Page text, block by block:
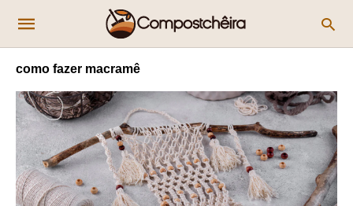
como fazer macramê